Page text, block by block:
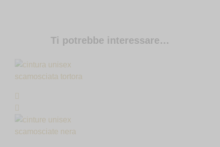
Ti potrebbe interessare…